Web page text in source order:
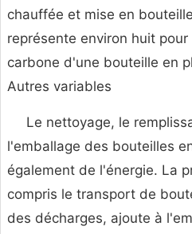
chauffée et mise en
représente environ huit
carbone d'une bouteille en
Autres variables
Le nettoyage, le
l'emballage des bouteilles
également de l'énergie. La
compris le transport de
des décharges, ajoute à